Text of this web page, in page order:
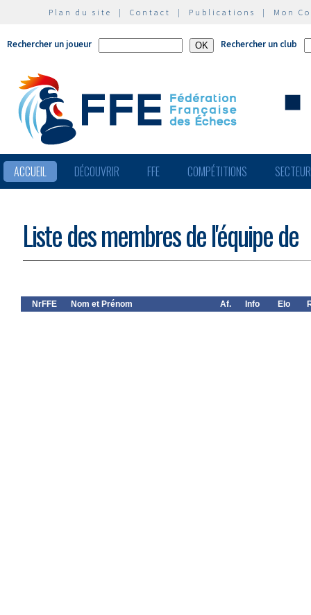
Plan du site | Contact | Publications | Mon
Rechercher un joueur Rechercher un club
ACCUEIL DÉCOUVRIR FFE COMPÉTITIONS
Liste des membres de l'équipe de
NrFFE Nom et Prénom Af. Info Elo